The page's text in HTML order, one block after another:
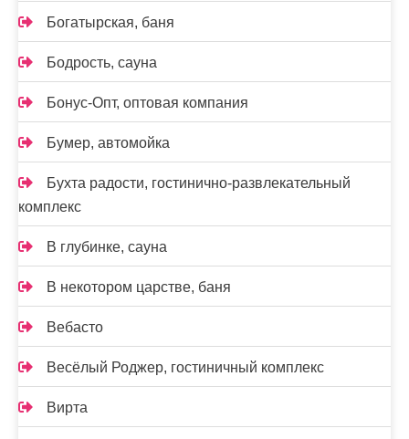
Богатырская, баня
Бодрость, сауна
Бонус-Опт, оптовая компания
Бумер, автомойка
Бухта радости, гостинично-развлекательный
комплекс
В глубинке, сауна
В некотором царстве, баня
Вебасто
Весёлый Роджер, гостиничный комплекс
Вирта